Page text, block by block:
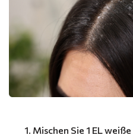
Mischen Sie 1 EL